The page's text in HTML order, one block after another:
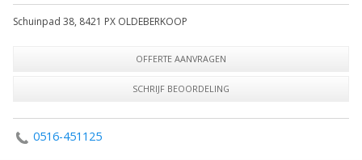
Schuinpad 38, 8421 PX OLDEBERKOOP
OFFERTE AANVRAGEN
SCHRIJF BEOORDELING
0516-451125